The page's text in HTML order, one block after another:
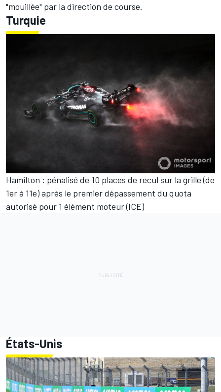
"mouillée" par la direction de course.
Turquie
Hamilton : pénalisé de 10 places de recul sur la grille (de
1er à 11e) après le premier dépassement du quota
autorisé pour 1 élément moteur (ICE)
États-Unis